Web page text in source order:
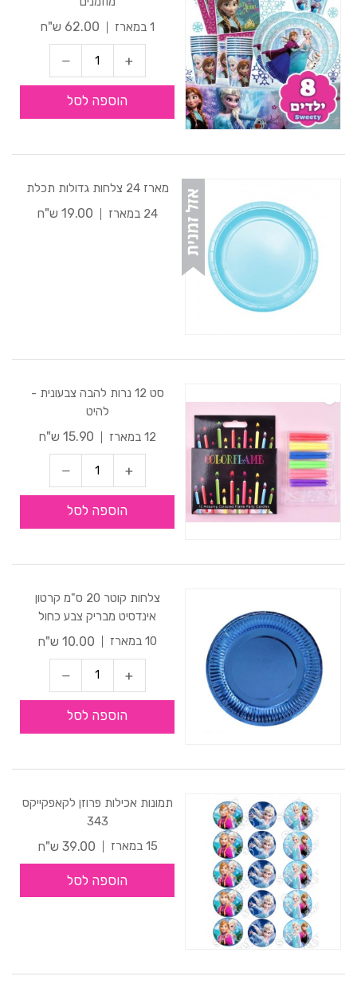
1 במארז
62.00 ש"ח
הוספה לסל
מארז 24 צלחות גדולות תכלת
24 במארז
19.00 ש"ח
סט 12 נרות להבה צבעונית -
להיט
12 במארז
15.90 ש"ח
הוספה לסל
צלחות קוטר 20 ס"מ קרטון
אינדסיט מבריק צבע כחול
10 במארז
10.00 ש"ח
הוספה לסל
תמונות אכילות פרוזן לקאפקייקס
343
15 במארז
39.00 ש"ח
הוספה לסל